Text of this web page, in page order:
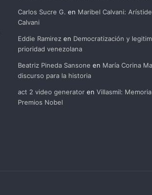
Carlos Sucre G. en Maribel Calvani:
Calvani
Eddie Ramirezen Democratización y
prioridad venezolana
Beatriz Pineda Sansone en María Corina
discurso para la historia
act 2 video generatoren Villasmil:
Premios Nobel